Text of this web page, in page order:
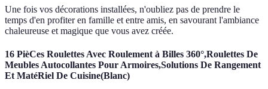
Une fois vos décorations installées, n'oubliez pas de prendre le
temps d'en profiter en famille et entre amis, en savourant l'ambiance
chaleureuse et magique que vous avez créée.
16 PièCes Roulettes Avec Roulement à Billes 360°,Roulettes De
Meubles Autocollantes Pour Armoires,Solutions De Rangement
Et MatéRiel De Cuisine(Blanc)